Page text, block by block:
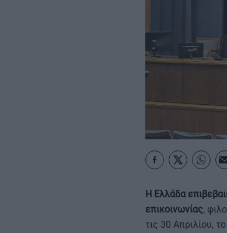
ΚΑΡΑΜΠΟΛΕΣ
Η Ελλάδα
επικοινωνίας,
τις 30 Απριλίου,